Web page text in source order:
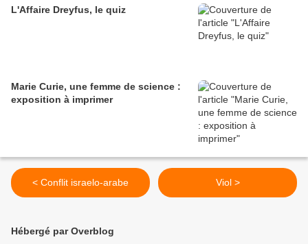
L'Affaire Dreyfus, le quiz
Marie Curie, une femme de science :
exposition à imprimer
< Conflit israelo-arabe Viol >
Hébergé par Overblog